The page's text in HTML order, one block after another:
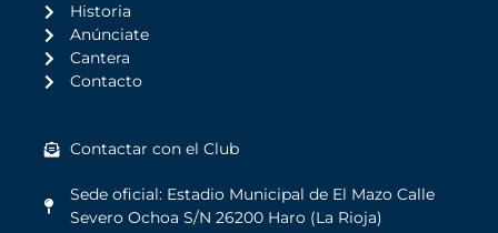
Historia
Anúnciate
Cantera
Contacto
Contactar con el Club
Sede oficial: Estadio Municipal de El Mazo Calle
Severo Ochoa S/N 26200 Haro (La Rioja)